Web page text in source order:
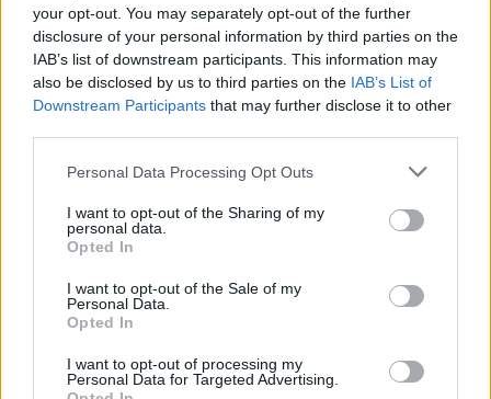
your opt-out. You may separately opt-out of the further
disclosure of your personal information by third parties on the
IAB’s list of downstream participants. This information may
also be disclosed by us to third parties on the IAB’s List of
Downstream Participants that may further disclose it to other
Personal Data Processing Opt Outs
I want to opt-out of the Sharing of my
personal data.
Opted In
I want to opt-out of the Sale of my
Personal Data.
Opted In
I want to opt-out of processing my
Personal Data for Targeted Advertising.
Esim for Global
Esim for USA | Esim for Italy Esim for Spain|
for Turkey|Esim for Germany|Esim for Greece|